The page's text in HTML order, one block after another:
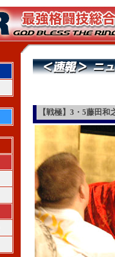
【戦極】3・5藤田